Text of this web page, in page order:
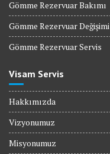
Gömme Rezervuar Bakımı
Gömme Rezervuar Değişimi
Gömme Rezervuar Servis
Visam Servis
Hakkımızda
Vizyonumuz
Misyonumuz